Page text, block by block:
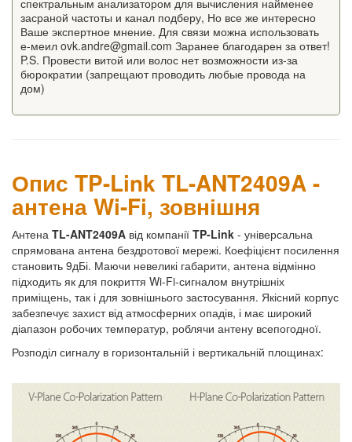
спектральным анализатором для вычисления найменее
засраной частоты и канал подберу, Но все же интересно
Ваше экспертное мнение. Для связи можна использовать
е-меил ovk.andre@gmail.com Заранее благодарен за ответ!
P.S. Провести витой или волос нет возможности из-за
бюрократии (запрещают проводить любые провода на
дом)
Опис TP-Link TL-ANT2409A -
антена Wi-Fi, зовнішня
Антена TL-ANT2409A від компанії TP-Link - універсальна
спрямована антена бездротової мережі. Коефіцієнт посилення
становить 9дБі. Маючи невеликі габарити, антена відмінно
підходить як для покриття Wi-Fi-сигналом внутрішніх
приміщень, так і для зовнішнього застосування. Якісний корпус
забезпечує захист від атмосферних опадів, і має широкий
діапазон робочих температур, роблячи антену всепогодної.
Розподіл сигналу в горизонтальній і вертикальній площинах: